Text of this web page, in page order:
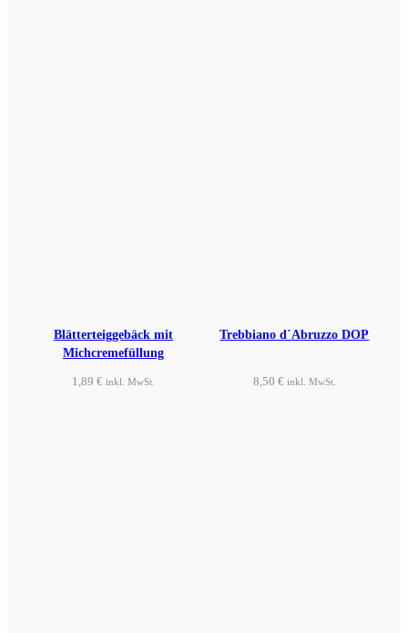
Blätterteiggebäck mit
Michcremefüllung
1,89€ inkl. MwSt.
Trebbiano d´Abruzzo DOP
8,50 € inkl. MwSt.